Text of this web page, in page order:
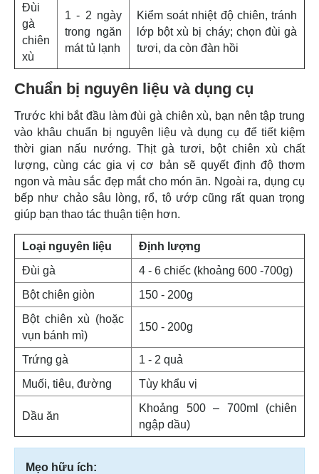
Đùi
gà
chiên
xù
1 - 2 ngày
trong ngăn
mát tủ lạnh
Kiểm soát nhiệt độ chiên, tránh
lớp bột xù bị cháy; chọn đùi gà
tươi, da còn đàn hồi
Chuẩn bị nguyên liệu và dụng cụ
Trước khi bắt đầu làm đùi gà chiên xù, bạn nên tập trung
vào khâu chuẩn bị nguyên liệu và dụng cụ để tiết kiệm
thời gian nấu nướng. Thịt gà tươi, bột chiên xù chất
lượng, cùng các gia vị cơ bản sẽ quyết định độ thơm
ngon và màu sắc đẹp mắt cho món ăn. Ngoài ra, dụng cụ
bếp như chảo sâu lòng, rổ, tô ướp cũng rất quan trọng
giúp bạn thao tác thuận tiện hơn.
Loại nguyên liệu
Định lượng
Đùi gà
4 - 6 chiếc (khoảng 600 -700g)
Bột chiên giòn
150 - 200g
Bột chiên xù (hoặc
vụn bánh mì)
150 - 200g
Trứng gà
1 - 2 quả
Muối, tiêu, đường
Tùy khẩu vị
Dầu ăn
Khoảng 500 – 700ml (chiên
ngập dầu)
Mẹo hữu ích: